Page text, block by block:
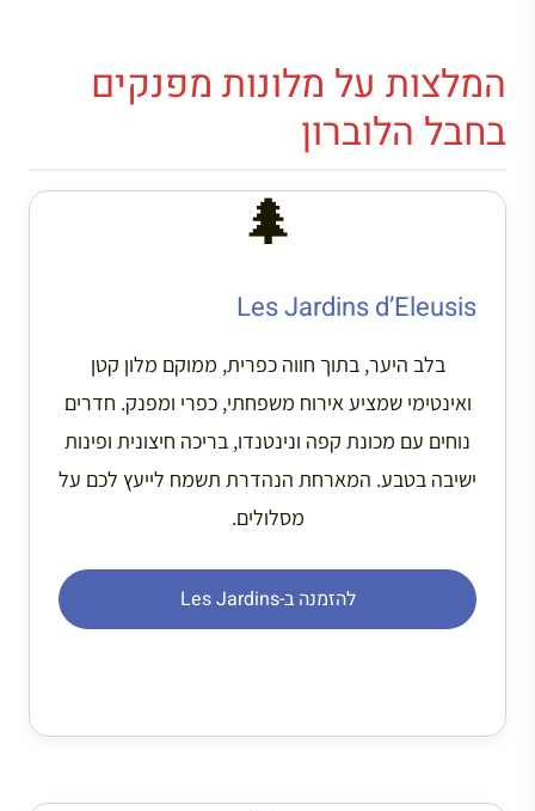
המלצות על מלונות מפנקים
בחבל הלוברון
🌲
Les Jardins d’Eleusis
בלב היער, בתוך חווה כפרית, ממוקם מלון קטן
ואינטימי שמציע אירוח משפחתי, כפרי ומפנק. חדרים
נוחים עם מכונת קפה ונינטנדו, בריכה חיצונית ופינות
ישיבה בטבע. המארחת הנהדרת תשמח לייעץ לכם על
מסלולים.
להזמנה ב-Les Jardins